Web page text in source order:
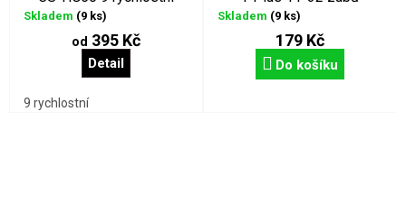
Skladem (9 ks)
od 395 Kč
Detail
9 rychlostní
Skladem (9 ks)
179 Kč
Do košíku